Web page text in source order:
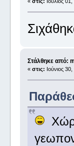
Στάλθηκε από:
« στις: Ιούνιος